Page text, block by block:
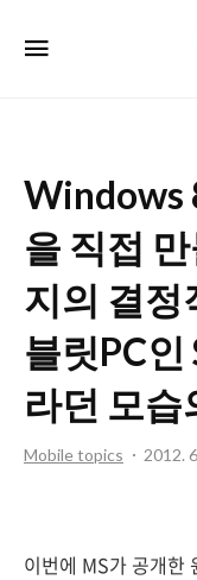
Windows
을 직접
지의 결정
블릿PC인
라던 모습
Mobile topics 2012.
이번에 MS가 공개한